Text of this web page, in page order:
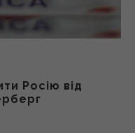
Росію від